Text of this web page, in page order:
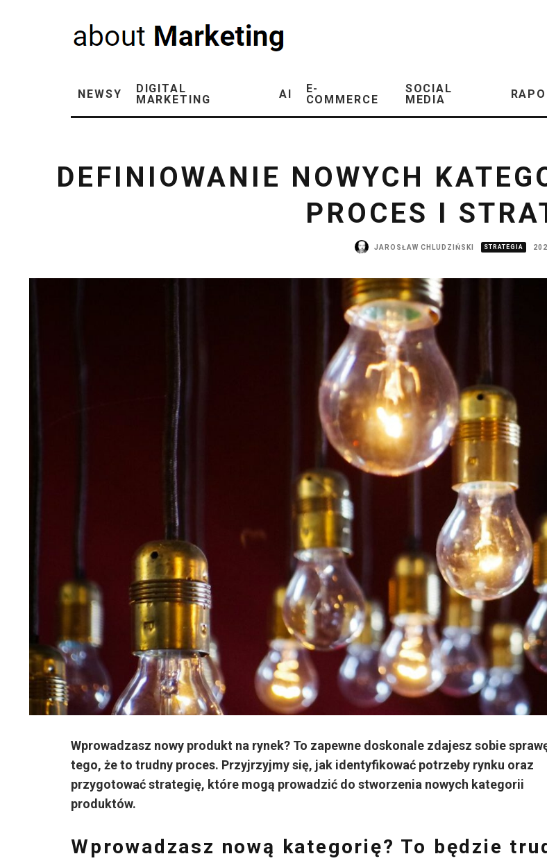
NEWSY
DIGITAL
MARKETING
AI
E-
COMMERCE
SOCIAL
MEDIA
DEFINIOWANIE NOWYCH
PROCES I
JAROSŁAW CHLUDZIŃSKI STRATEGIA
Wprowadzasz nowy produkt na rynek? To zapewne doskonale zdajesz sobie
tego, że to trudny proces. Przyjrzyjmy się, jak identyfikować potrzeby rynku oraz
przygotować strategię, które mogą prowadzić do stworzenia nowych kategorii
produktów.
Wprowadzasz nową kategorię? To będzie